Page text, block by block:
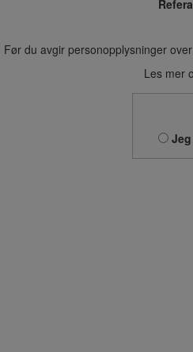
Før du avgir personopplysninger
Les mer
Jeg